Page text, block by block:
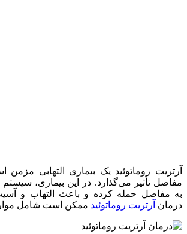
آرتریت روماتوئید یک بیماری التهابی
مفاصل تأثیر می‌گذارد. در این بیماری، سیستم
به مفاصل حمله کرده و باعث التهاب و
درمان آرتریت روماتوئید ممکن است شامل